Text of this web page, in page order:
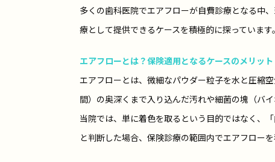
多くの歯科医院でエアフローが自費診療となる中
療として提供できるケースを積極的に探っていま
エアフローとは？保険適用となるケースのメリット
エアフローとは、微細なパウダー粒子を水と圧縮
間）の奥深くまで入り込んだ汚れや細菌の塊（バ
当院では、単に着色を取るという目的ではなく、
と判断した場合、保険診療の範囲内でエアフローを